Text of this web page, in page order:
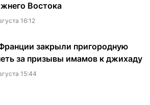
Востока
16:12
закрыли пригородную
за призывы имамов к джихаду
15:44